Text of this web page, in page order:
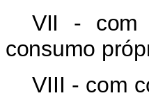
VII - com
consumo
VIII - com